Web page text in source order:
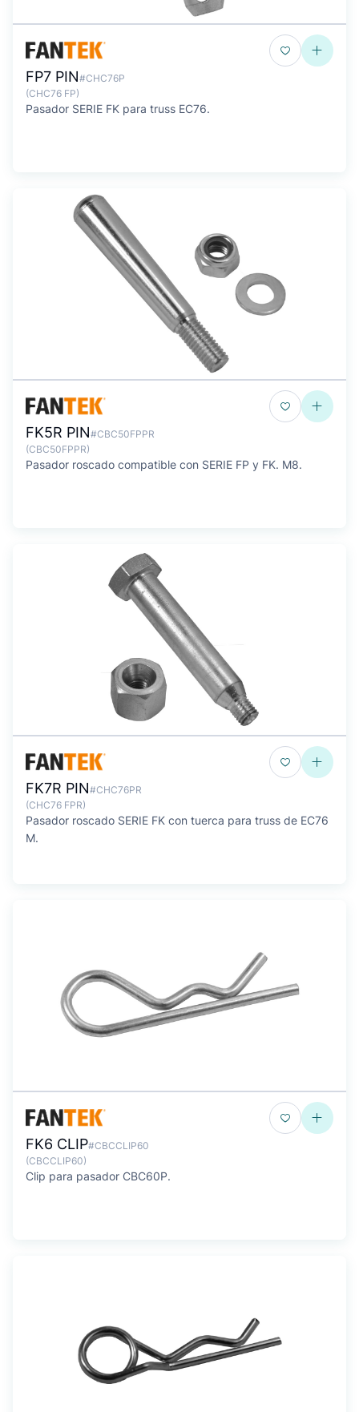
FP7 PIN#CHC76P
(CHC76 FP)
Pasador SERIE FK para truss EC76.
FK5R PIN#CBC50FPPR
(CBC50FPPR)
Pasador roscado compatible con SERIE FP y FK. M8.
FK7R PIN#CHC76PR
(CHC76 FPR)
Pasador roscado SERIE FK con tuerca para truss de EC76
M.
FK6 CLIP#CBCCLIP60
(CBCCLIP60)
Clip para pasador CBC60P.